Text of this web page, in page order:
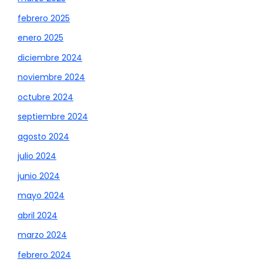
febrero 2025
enero 2025
diciembre 2024
noviembre 2024
octubre 2024
septiembre 2024
agosto 2024
julio 2024
junio 2024
mayo 2024
abril 2024
marzo 2024
febrero 2024